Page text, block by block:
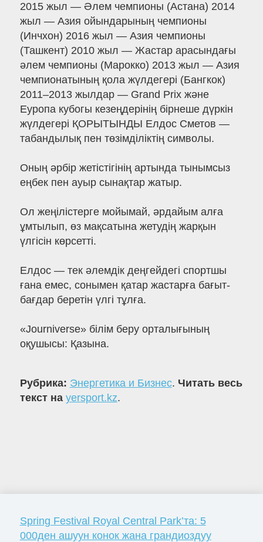
2015 жыл — Әлем чемпионы (Астана) 2014
жыл — Азия ойындарының чемпионы
(Инчхон) 2016 жыл — Азия чемпионы
(Ташкент) 2010 жыл — Жастар арасындағы
әлем чемпионы (Марокко) 2013 жыл — Азия
чемпионатының қола жүлдегері (Бангкок)
2011–2013 жылдар — Grand Prix және
Еуропа кубогы кезеңдерінің бірнеше дүркін
жүлдегері ҚОРЫТЫНДЫ Елдос Сметов —
табандылық пен төзімділіктің символы.
Оның әрбір жетістігінің артында тынымсыз
еңбек пен ауыр сынақтар жатыр.
Ол жеңілістерге мойымай, әрдайым алға
ұмтылып, өз мақсатына жетудің жарқын
үлгісін көрсетті.
Елдос — тек әлемдік деңгейдегі спортшы
ғана емес, сонымен қатар жастарға бағыт-
бағдар беретін үлгі тұлға.
«Journiverse» білім беру орталығының
оқушысы: Қазына.
Рубрика: Энергетика и Бизнес. Читать весь
текст на yersport.kz.
Spring Festival Royal Central Park’та: 5
000ден ашуун конок жана грандиоздуу